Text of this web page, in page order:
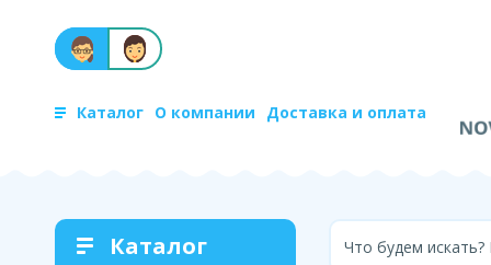
Каталог О компании Доставка и оплата
Каталог Что будем